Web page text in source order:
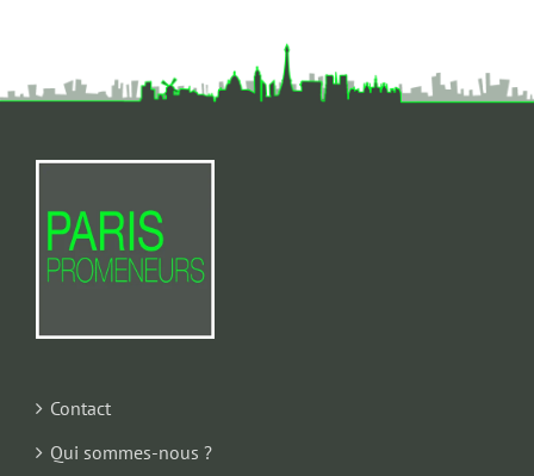
Contact
Qui sommes-nous ?